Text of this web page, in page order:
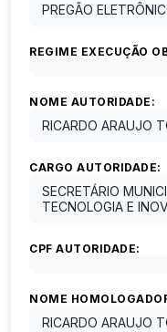
PREGÃO
REGIME EXECUÇÃO
NOME AUTORIDADE:
RICARDO ARAUJO
CARGO AUTORIDADE:
SECRETÁRIO
TECNOLOGIA E
CPF AUTORIDADE:
NOME
RICARDO ARAUJO